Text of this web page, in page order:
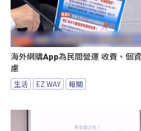
海外網購App為民間營運 收費、個
慮
生活 EZ WAY 報關